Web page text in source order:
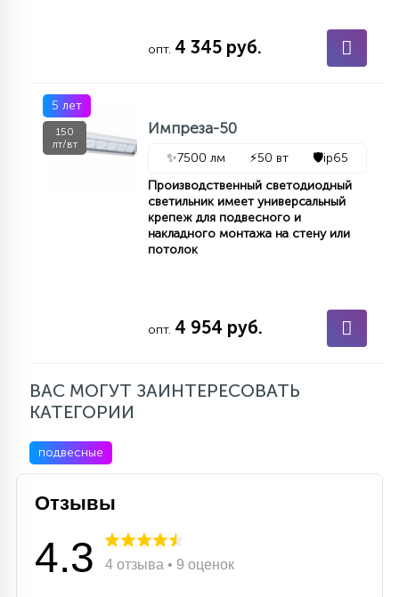
опт. 4 345 руб.
5 лет
150
лт/вт
Импреза-50
✨7500 лм ⚡50 вт 🛡️ip65
Производственный светодиодный
светильник имеет универсальный
крепеж для подвесного и
накладного монтажа на стену или
потолок
опт. 4 954 руб.
ВАС МОГУТ ЗАИНТЕРЕСОВАТЬ
КАТЕГОРИИ
подвесные
Отзывы
4.3 4 отзыва • 9 оценок